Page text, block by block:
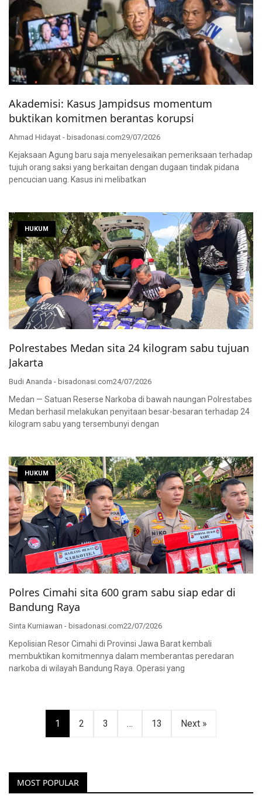
Akademisi: Kasus Jampidsus momentum
buktikan komitmen berantas korupsi
Ahmad Hidayat - bisadonasi.com29/07/2026
Kejaksaan Agung baru saja menyelesaikan pemeriksaan terhadap
tujuh orang saksi yang berkaitan dengan dugaan tindak pidana
pencucian uang. Kasus ini melibatkan
HUKUM
Polrestabes Medan sita 24 kilogram sabu tujuan
Jakarta
Budi Ananda - bisadonasi.com24/07/2026
Medan — Satuan Reserse Narkoba di bawah naungan Polrestabes
Medan berhasil melakukan penyitaan besar-besaran terhadap 24
kilogram sabu yang tersembunyi dengan
HUKUM
Polres Cimahi sita 600 gram sabu siap edar di
Bandung Raya
Sinta Kurniawan - bisadonasi.com22/07/2026
Kepolisian Resor Cimahi di Provinsi Jawa Barat kembali
membuktikan komitmennya dalam memberantas peredaran
narkoba di wilayah Bandung Raya. Operasi yang
Paginasi
1 2 3 … 13 Next »
MOST POPULAR